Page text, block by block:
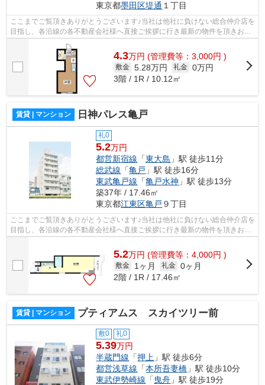
東京都墨田区堤通 １丁目
ここまでご覧頂きありがとうございます♪当社は他社に負けない総合仲介店を
目指し、各沿線の各不動産会社様へ直接ご挨拶に行き最新の物件を頂きお客
4.3万円 (管理費等：3,000円 )
敷金 5.28万円 礼金 0万円
3階 / 1R / 10.12㎡
賃貸 | マンション 日神パレス亀戸
礼0
5.2万円
都営新宿線 「東大島 」駅 徒歩11分
総武線 「亀戸 」駅 徒歩16分
東武亀戸線 「亀戸水神 」駅 徒歩13分
築37年 / 17.46㎡
東京都江東区亀戸 ９丁目
ここまでご覧頂きありがとうございます♪当社は他社に負けない総合仲介店を
目指し、各沿線の各不動産会社様へ直接ご挨拶に行き最新の物件を頂きお客
5.2万円 (管理費等：4,000円 )
敷金 1ヶ月 礼金 0ヶ月
2階 / 1R / 17.46㎡
賃貸 | マンション プティアムス スカイツリー前
敷0 礼0
5.39万円
半蔵門線 「押上 」駅 徒歩6分
都営浅草線 「本所吾妻橋 」駅 徒歩10分
東武伊勢崎線 「 曳舟 」駅 徒歩19分